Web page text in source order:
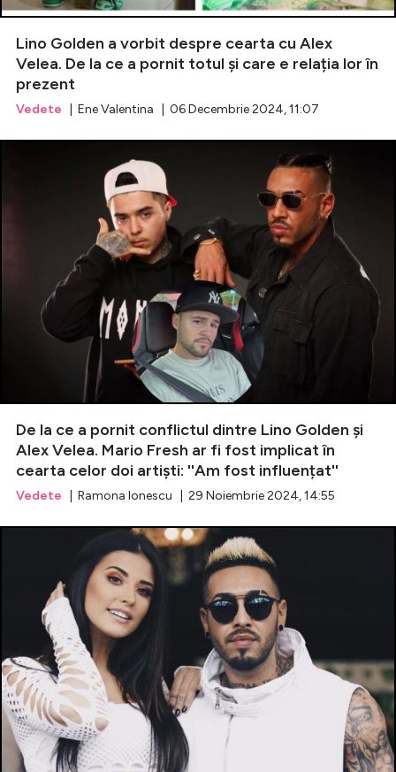
Lino Golden a vorbit despre cearta cu Alex
Velea. De la ce a pornit totul și care e relația lor în
prezent
Vedete | Ene Valentina | 06 Decembrie 2024, 11:07
De la ce a pornit conflictul dintre Lino Golden și
Alex Velea. Mario Fresh ar fi fost implicat în
cearta celor doi artiști: ''Am fost influențat''
Vedete | Ramona Ionescu | 29 Noiembrie 2024, 14:55